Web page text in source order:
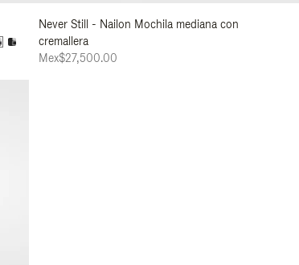
Never Still - Nailon Mochila mediana con
cremallera
Mex$27,500.00